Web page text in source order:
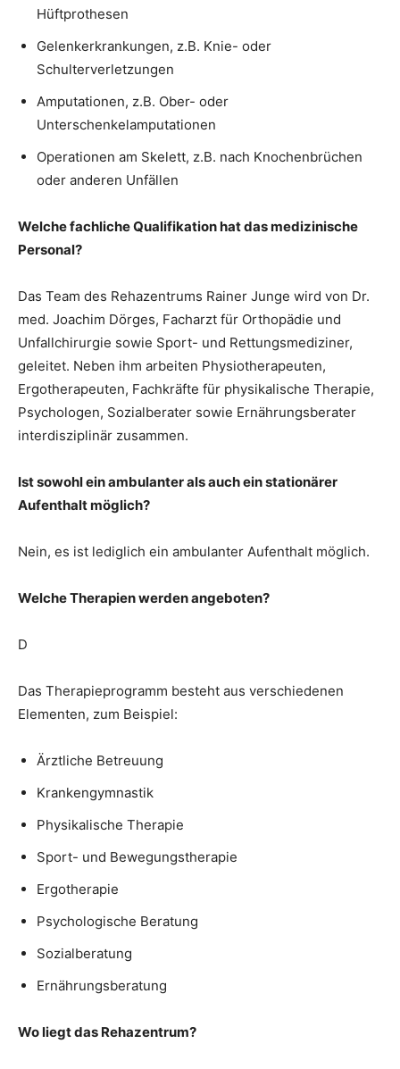
Hüftprothesen
Gelenkerkrankungen, z.B. Knie- oder
Schulterverletzungen
Amputationen, z.B. Ober- oder
Unterschenkelamputationen
Operationen am Skelett, z.B. nach Knochenbrüchen
oder anderen Unfällen
Welche fachliche Qualifikation hat das medizinische
Personal?
Das Team des Rehazentrums Rainer Junge wird von Dr.
med. Joachim Dörges, Facharzt für Orthopädie und
Unfallchirurgie sowie Sport- und Rettungsmediziner,
geleitet. Neben ihm arbeiten Physiotherapeuten,
Ergotherapeuten, Fachkräfte für physikalische Therapie,
Psychologen, Sozialberater sowie Ernährungsberater
interdisziplinär zusammen.
Ist sowohl ein ambulanter als auch ein stationärer
Aufenthalt möglich?
Nein, es ist lediglich ein ambulanter Aufenthalt möglich.
Welche Therapien werden angeboten?
D
Das Therapieprogramm besteht aus verschiedenen
Elementen, zum Beispiel:
Ärztliche Betreuung
Krankengymnastik
Physikalische Therapie
Sport- und Bewegungstherapie
Ergotherapie
Psychologische Beratung
Sozialberatung
Ernährungsberatung
Wo liegt das Rehazentrum?